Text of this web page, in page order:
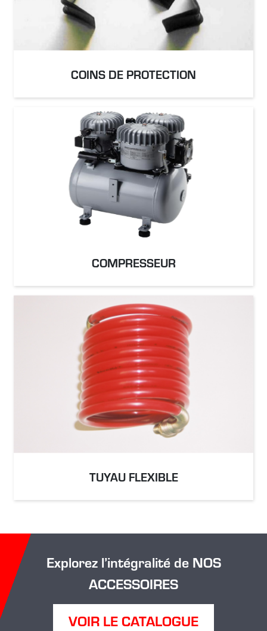
COINS DE PROTECTION
COMPRESSEUR
TUYAU FLEXIBLE
Explorez l’intégralité de NOS
ACCESSOIRES
VOIR LE CATALOGUE